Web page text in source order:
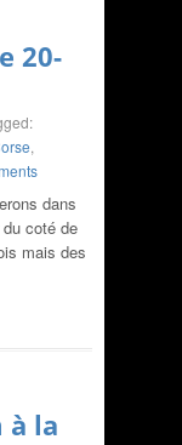
20-
,
dans
coté de
mais des
à la